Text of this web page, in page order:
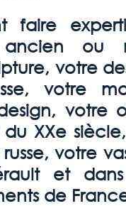
faire
ou
votre
votre
votre
XXe
votre
et
de